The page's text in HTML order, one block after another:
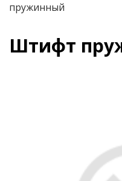
пружинный
Штифт